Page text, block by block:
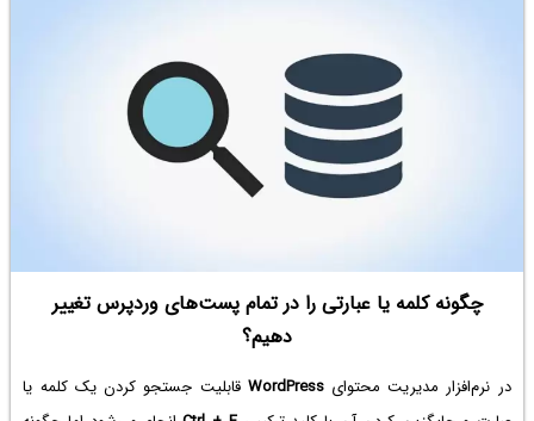
چگونه کلمه یا عبارتی را در تمام پست‌های وردپرس تغییر
دهیم؟
در نرم‌افزار مدیریت محتوایWordPress قابلیت جستجو کردن یک کلمه یا